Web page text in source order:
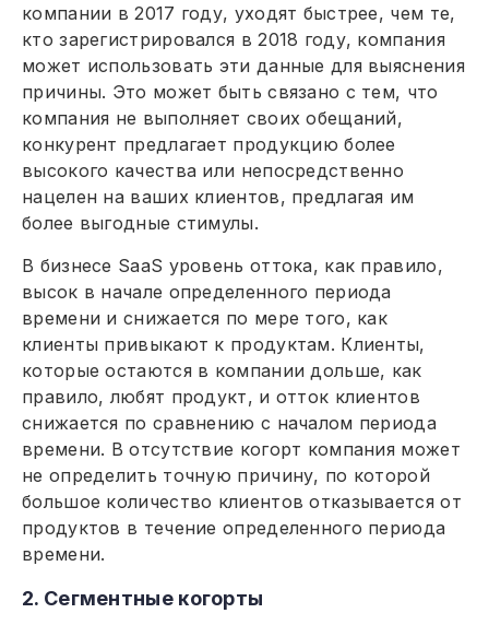
компании в 2017 году, уходят быстрее, чем те,
кто зарегистрировался в 2018 году, компания
может использовать эти данные для выяснения
причины. Это может быть связано с тем, что
компания не выполняет своих обещаний,
конкурент предлагает продукцию более
высокого качества или непосредственно
нацелен на ваших клиентов, предлагая им
более выгодные стимулы.
В бизнесе SaaS уровень оттока, как правило,
высок в начале определенного периода
времени и снижается по мере того, как
клиенты привыкают к продуктам. Клиенты,
которые остаются в компании дольше, как
правило, любят продукт, и отток клиентов
снижается по сравнению с началом периода
времени. В отсутствие когорт компания может
не определить точную причину, по которой
большое количество клиентов отказывается от
продуктов в течение определенного периода
времени.
2. Сегментные когорты